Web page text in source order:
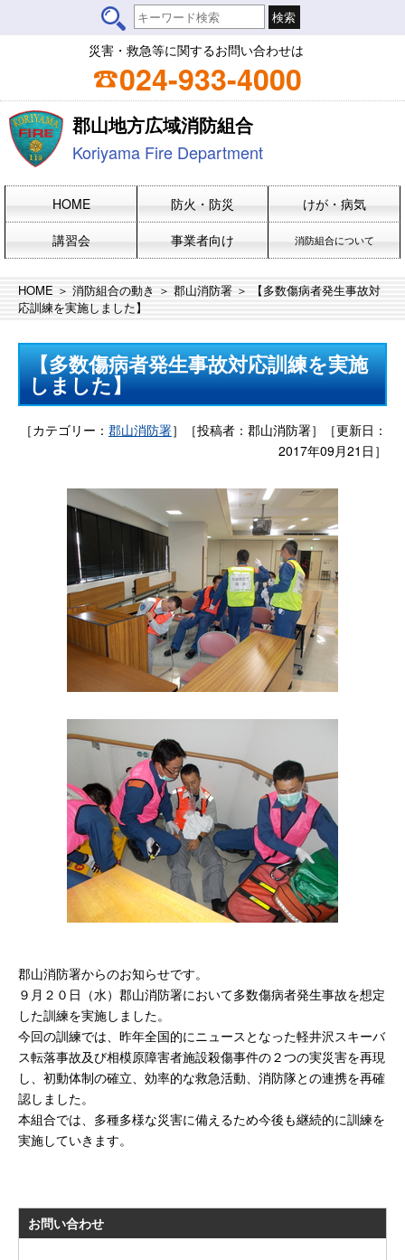
災害・救急等に関するお問い合わせは
024-933-4000
郡山地方広域消防組合
Koriyama Fire Department
HOME 防火・防災
けが・病気
講習会
事業者向け 消防組合について
HOME ＞ 消防組合の動き ＞ 郡山消防署 ＞ 【多数傷病者発生事故対
応訓練を実施しました】
【多数傷病者発生事故対応訓練を実施
しました】
［カテゴリー： 郡山消防署］［投稿者：郡山消防署］［更新日：
2017年09月21日］
郡山消防署からのお知らせです。
９月２０日（水）郡山消防署において多数傷病者発生事故を想定
した訓練を実施しました。
今回の訓練では、昨年全国的にニュースとなった軽井沢スキーバ
ス転落事故及び相模原障害者施設殺傷事件の２つの実災害を再現
し、初動体制の確立、効率的な救急活動、消防隊との連携を再確
認しました。
本組合では、多種多様な災害に備えるため今後も継続的に訓練を
実施していきます。
お問い合わせ